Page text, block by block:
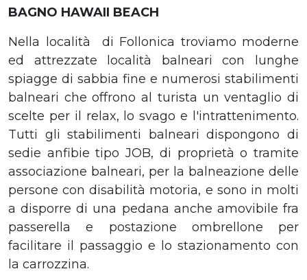
BAGNO HAWAII BEACH
Nella località di Follonica troviamo moderne
ed attrezzate località balneari con lunghe
spiagge di sabbia fine e numerosi stabilimenti
balneari che offrono al turista un ventaglio di
scelte per il relax, lo svago e l'intrattenimento.
Tutti gli stabilimenti balneari dispongono di
sedie anfibie tipo JOB, di proprietà o tramite
associazione balneari, per la balneazione delle
persone con disabilità motoria, e sono in molti
a disporre di una pedana anche amovibile fra
passerella e postazione ombrellone per
facilitare il passaggio e lo stazionamento con
la carrozzina.